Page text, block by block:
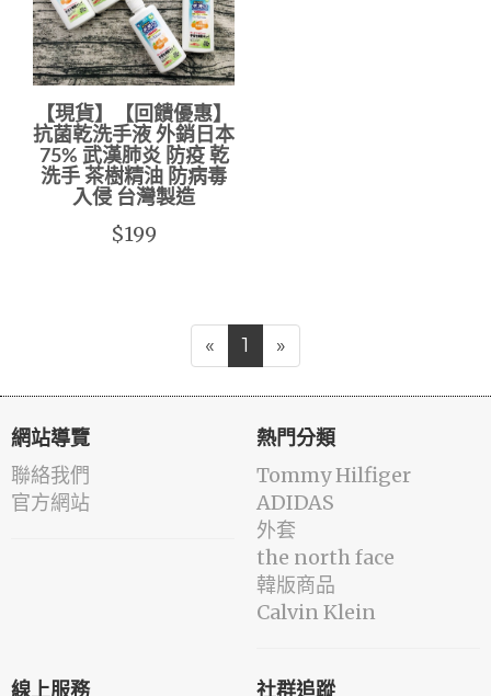
【現貨】【回饋優惠】
抗菌乾洗手液 外銷日本
75% 武漢肺炎 防疫 乾
洗手 茶樹精油 防病毒
入侵 台灣製造
$199
« 1 »
網站導覽
聯絡我們
官方網站
熱門分類
Tommy Hilfiger
ADIDAS
外套
the north face
韓版商品
Calvin Klein
線上服務 社群追蹤